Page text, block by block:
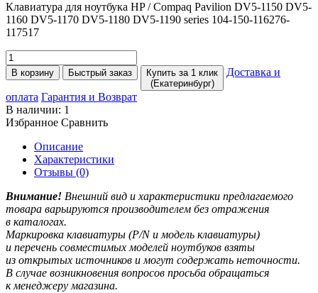
Клавиатура для ноутбука HP / Compaq Pavilion DV5-1150 DV5-
1160 DV5-1170 DV5-1180 DV5-1190 series 104-150-116276-
117517
В корзину Быстрый заказ
Купить за 1 клик
(Екатеринбург)
Доставка и
оплата Гарантия и Возврат
В наличии: 1
Избранное Сравнить
Описание
Характеристики
Отзывы (0)
Внимание! Внешний вид и характеристики предлагаемого
товара варьируются производителем без отражения
в каталогах.
Маркировка клавиатуры (P/N и модель клавиатуры)
и перечень совместимых моделей ноутбуков взяты
из открытых источников и могут содержать неточности.
В случае возникновения вопросов просьба обращаться
к менеджеру магазина.